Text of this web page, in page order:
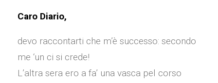
Caro Diario,
devo raccontarti che m’è successo: secondo
me ‘un ci si crede!
L’altra sera ero a fa’ una vasca pel corso